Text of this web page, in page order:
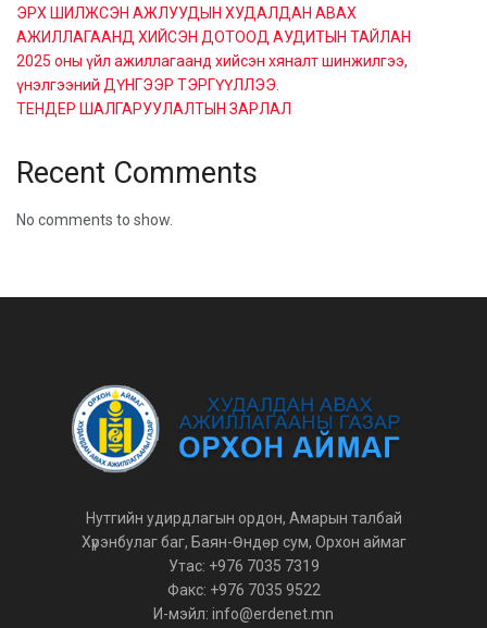
ЭРХ ШИЛЖСЭН АЖЛУУДЫН ХУДАЛДАН АВАХ
АЖИЛЛАГААНД ХИЙСЭН ДОТООД АУДИТЫН ТАЙЛАН
2025 оны үйл ажиллагаанд хийсэн хяналт шинжилгээ,
үнэлгээний ДҮНГЭЭР ТЭРГҮҮЛЛЭЭ.
ТЕНДЕР ШАЛГАРУУЛАЛТЫН ЗАРЛАЛ
Recent Comments
No comments to show.
Нутгийн удирдлагын ордон, Амарын талбай
Хүрэнбулаг баг, Баян-Өндөр сум, Орхон аймаг
Утас: +976 7035 7319
Факс: +976 7035 9522
И-мэйл: info@erdenet.mn